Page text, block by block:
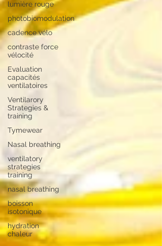
lumière rouge
photobiomodulation
cadence vélo
contraste force
vélocité
Evaluation
capacités
ventilatoires
Ventilarory
Strategies &
training
Tymewear
Nasal breathing
ventilatory
strategies
training
nasal breathing
boisson
isotonique
hydration
chaleur